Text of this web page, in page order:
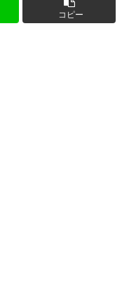
コピー